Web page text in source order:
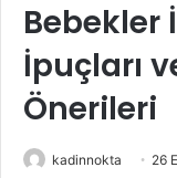
Bebekler
İpuçları
Önerileri
kadinnokta 26